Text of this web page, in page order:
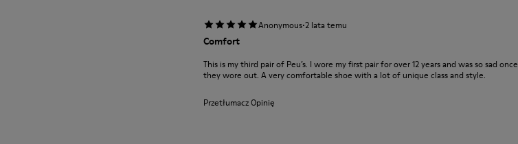
Anonymous·2 lata temu
Comfort
This is my third pair of Peu’s. I wore my first pair for over 12 years and was so sad once
they wore out. A very comfortable shoe with a lot of unique class and style.
Przetłumacz Opinię